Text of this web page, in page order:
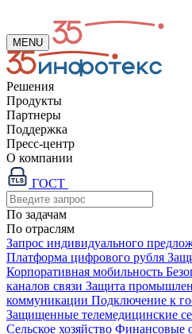
MENU
Решения
Продукты
Партнеры
Поддержка
Пресс-центр
О компании
ГОСТ
По задачам
По отраслям
Запрос индивидуального
Платформа цифрового рубля
Корпоративная мобильность
каналов связи Защита
коммуникации Подключение к
Защищенные телемедицинские
Сельское хозяйство Финансовые